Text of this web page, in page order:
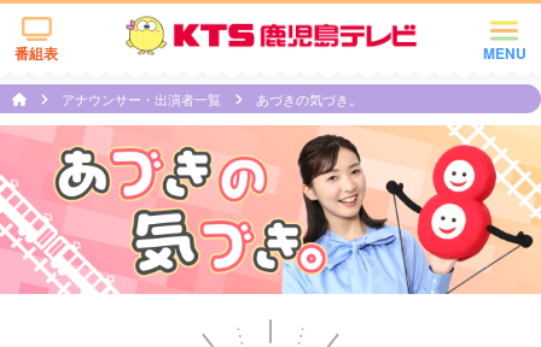
MENU
番組表
アナウンサー・出演者一覧 あづきの気づき。